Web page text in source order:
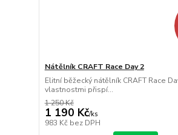
Nátělník CRAFT Race Day 2
Elitní běžecký nátělník CRAFT Race
vlastnostmi přispí...
1 250 Kč
1 190 Kč/ks
983 Kč bez DPH